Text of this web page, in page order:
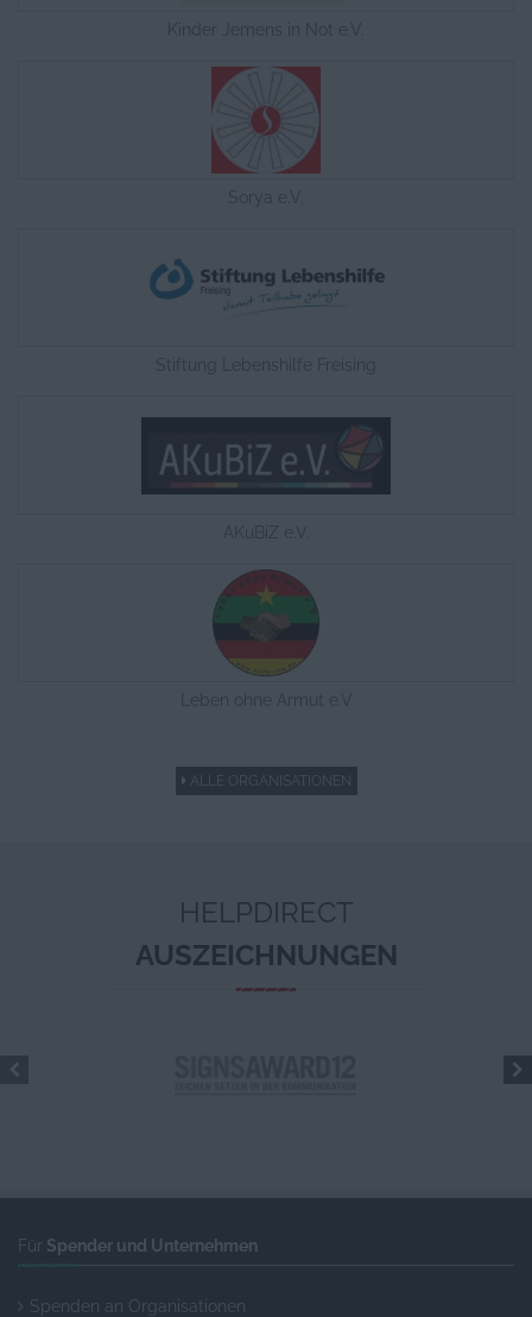
Kinder Jemens in Not e.V.
Sorya e.V.
Stiftung Lebenshilfe Freising
AKuBiZ e.V.
Leben ohne Armut e.V
ALLE ORGANISATIONEN
HELPDIRECT
AUSZEICHNUNGEN
Für Spender und Unternehmen
Spenden an Organisationen